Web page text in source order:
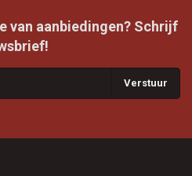
van aanbiedingen? Schrijf
Verstuur